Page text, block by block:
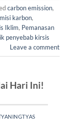
carbon emission,
karbon,
Iklim, Pemanasan
penyebab kirsis
Leave a comment
Hari Ini!